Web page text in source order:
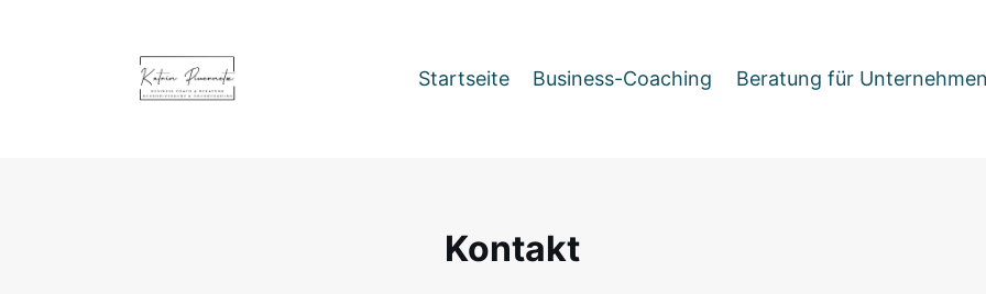
Startseite Business-Coaching Beratung für Unternehmen
Kontakt